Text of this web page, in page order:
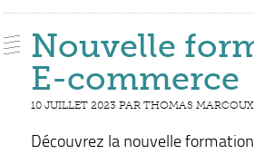
Nouvelle
E-commerce
10 JUILLET 2023 PAR THOMAS MARCOUX
Découvrez la nouvelle